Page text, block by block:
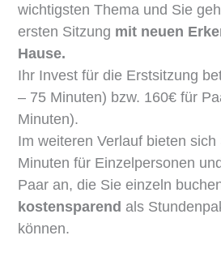
wichtigsten Thema und Sie
ersten Sitzung mit neuen
Hause.
Ihr Invest für die Erstsitzung
– 75 Minuten) bzw. 160€ für
Minuten).
Im weiteren Verlauf bieten
Minuten für Einzelpersonen
Paar an, die Sie einzeln
kostensparend als
können.